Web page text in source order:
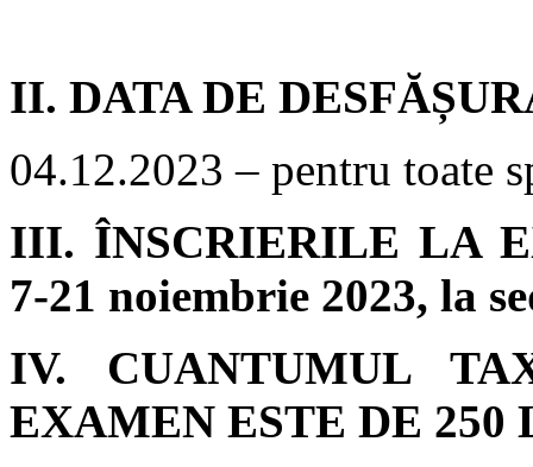
II. DATA DE
04.12.2023 – pentru toate
III. ÎNSCRIERILE LA
7-21 noiembrie 2023, la
IV. CUANTUMUL
EXAMEN ESTE DE